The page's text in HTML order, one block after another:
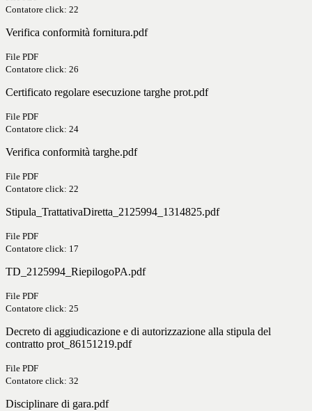
Contatore click: 22
Verifica conformità fornitura.pdf
File PDF
Contatore click: 26
Certificato regolare esecuzione targhe prot.pdf
File PDF
Contatore click: 24
Verifica conformità targhe.pdf
File PDF
Contatore click: 22
Stipula_TrattativaDiretta_2125994_1314825.pdf
File PDF
Contatore click: 17
TD_2125994_RiepilogoPA.pdf
File PDF
Contatore click: 25
Decreto di aggiudicazione e di autorizzazione alla stipula del
contratto prot_86151219.pdf
File PDF
Contatore click: 32
Disciplinare di gara.pdf